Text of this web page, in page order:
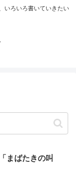
いろいろ書いていきたい
まばたきの叫